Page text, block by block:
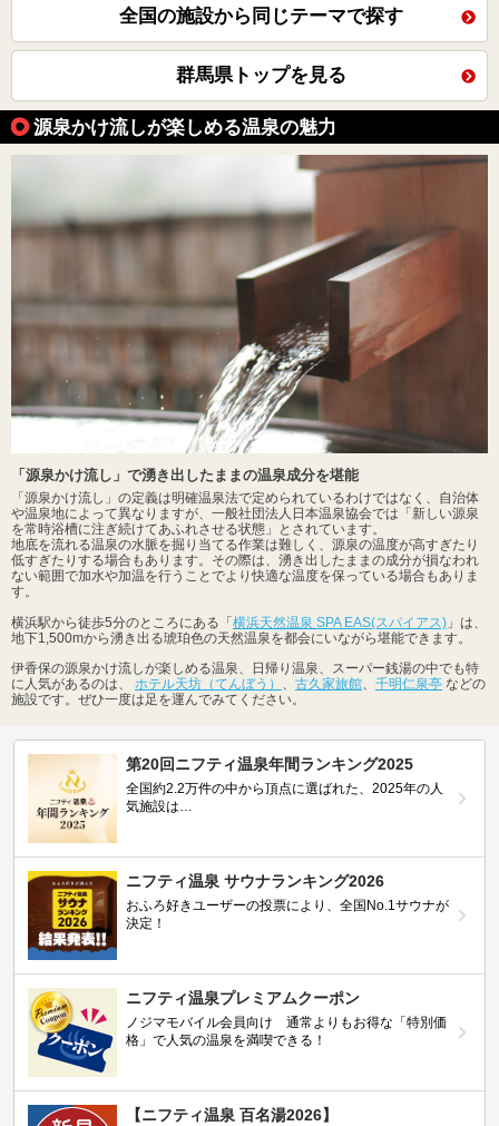
全国の施設から同じテーマで探す
群馬県トップを見る
源泉かけ流しが楽しめる温泉の魅力
「源泉かけ流し」で湧き出したままの温泉成分を堪能
「源泉かけ流し」の定義は明確温泉法で定められているわけではなく、自治体
や温泉地によって異なりますが、一般社団法人日本温泉協会では「新しい源泉
を常時浴槽に注ぎ続けてあふれさせる状態」とされています。
地底を流れる温泉の水脈を掘り当てる作業は難しく、源泉の温度が高すぎたり
低すぎたりする場合もあります。その際は、湧き出したままの成分が損なわれ
ない範囲で加水や加温を行うことでより快適な温度を保っている場合もありま
す。
横浜駅から徒歩5分のところにある「横浜天然温泉 SPA EAS(スパイアス) 」は、
地下1,500mから湧き出る琥珀色の天然温泉を都会にいながら堪能できます。
伊香保の源泉かけ流しが楽しめる温泉、日帰り温泉、スーパー銭湯の中でも特
に人気があるのは、 ホテル天坊（てんぼう） 古久家旅館 千明仁泉亭 などの
施設です。ぜひ一度は足を運んでみてください。
第20回ニフティ温泉年間ランキング2025
全国約2.2万件の中から頂点に選ばれた、2025年の人
気施設は…
ニフティ温泉 サウナランキング2026
おふろ好きユーザーの投票により、全国No.1サウナが
決定！
ニフティ温泉プレミアムクーポン
ノジマモバイル会員向け 通常よりもお得な「特別価
格」で人気の温泉を満喫できる！
【ニフティ温泉 百名湯2026】